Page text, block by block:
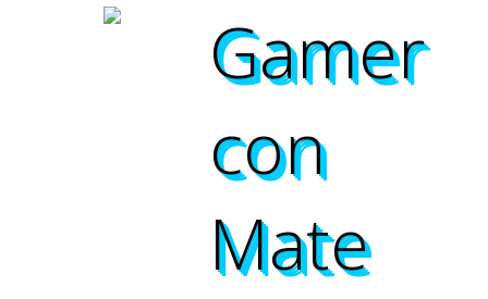
Gamer
con
Mate
Gamer
con
Mate
Gamer
con
Mate
Gamer
con
Mate